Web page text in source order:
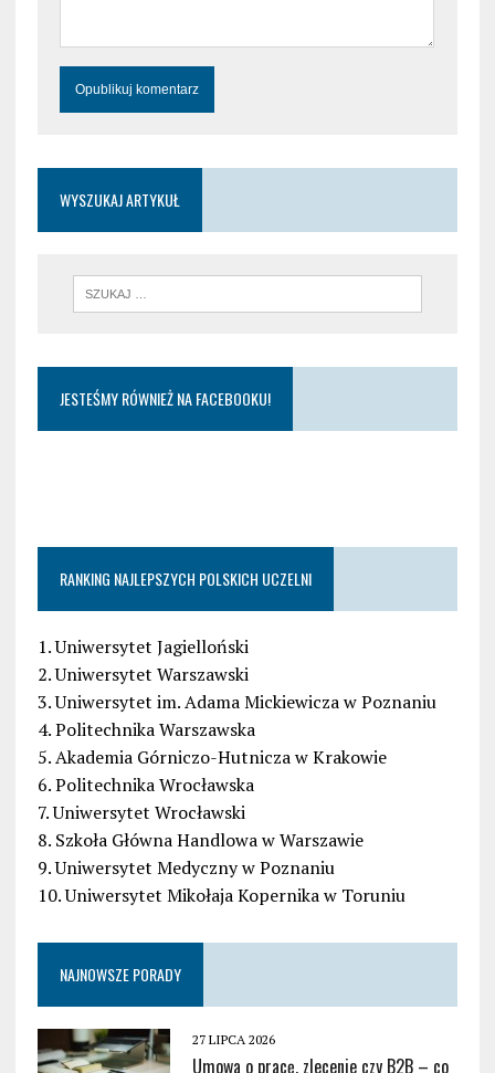
WYSZUKAJ ARTYKUŁ
JESTEŚMY RÓWNIEŻ NA FACEBOOKU!
RANKING NAJLEPSZYCH POLSKICH UCZELNI
1. Uniwersytet Jagielloński
2. Uniwersytet Warszawski
3. Uniwersytet im. Adama Mickiewicza w Poznaniu
4. Politechnika Warszawska
5. Akademia Górniczo-Hutnicza w Krakowie
6. Politechnika Wrocławska
7. Uniwersytet Wrocławski
8. Szkoła Główna Handlowa w Warszawie
9. Uniwersytet Medyczny w Poznaniu
10. Uniwersytet Mikołaja Kopernika w Toruniu
NAJNOWSZE PORADY
27 LIPCA 2026
Umowa o pracę, zlecenie czy B2B – co